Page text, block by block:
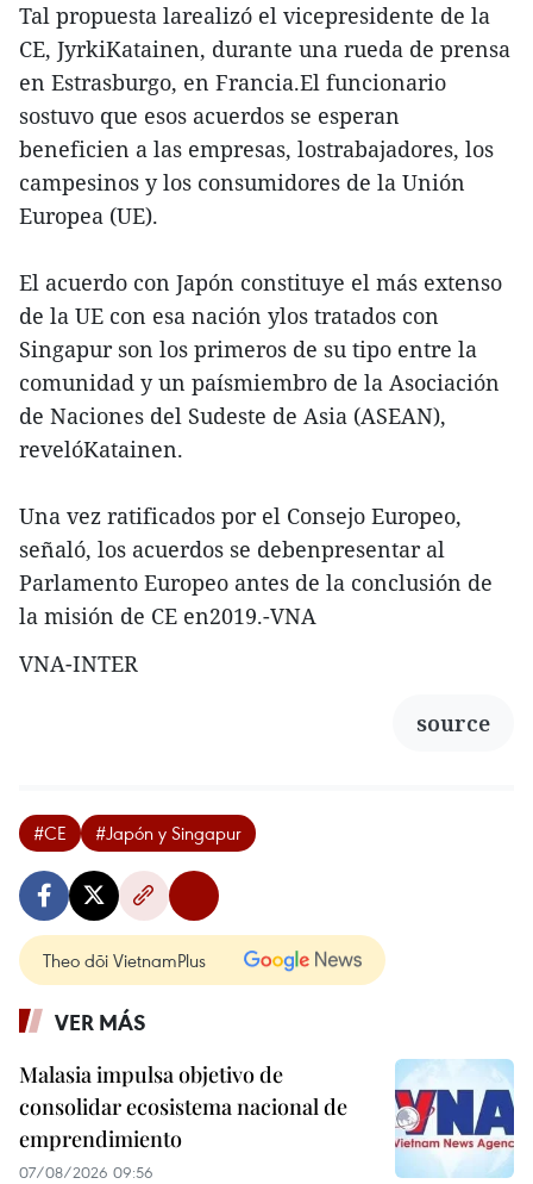
Tal propuesta larealizó el vicepresidente de la
CE, JyrkiKatainen, durante una rueda de prensa
en Estrasburgo, en Francia.El funcionario
sostuvo que esos acuerdos se esperan
beneficien a las empresas, lostrabajadores, los
campesinos y los consumidores de la Unión
Europea (UE).
El acuerdo con Japón constituye el más extenso
de la UE con esa nación ylos tratados con
Singapur son los primeros de su tipo entre la
comunidad y un paísmiembro de la Asociación
de Naciones del Sudeste de Asia (ASEAN),
revelóKatainen.
Una vez ratificados por el Consejo Europeo,
señaló, los acuerdos se debenpresentar al
Parlamento Europeo antes de la conclusión de
la misión de CE en2019.-VNA
VNA-INTER
source
#CE #Japón y Singapur
Theo dõi VietnamPlus
VER MÁS
Malasia impulsa objetivo de
consolidar ecosistema nacional de
emprendimiento
07/08/2026 09:56